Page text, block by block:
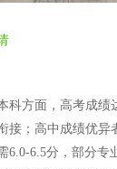
科方面，高考成绩
接；高中成绩优异
6.0-6.5分，部分专